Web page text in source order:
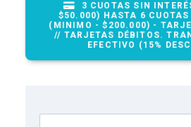
3 CUOTAS SIN
$50.000) HASTA 6 CUOTAS
(MINIMO - $200.000) -
// TARJETAS DÉBITOS.
EFECTIVO (15%